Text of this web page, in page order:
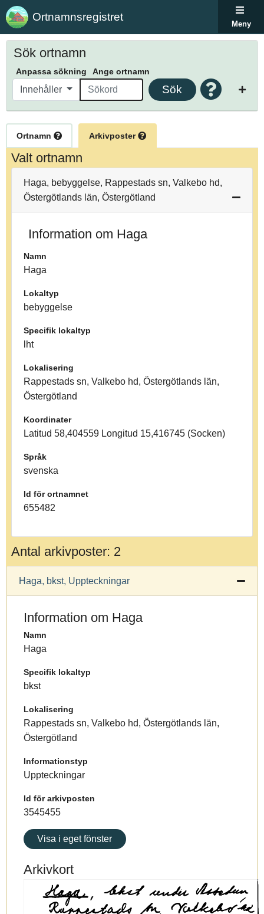
Ortnamnsregistret
Meny
Sök ortnamn
Anpassa sökning Ange ortnamn
Innehåller Sök
Ortnamn Arkivposter
Valt ortnamn
Haga, bebyggelse, Rappestads sn, Valkebo hd,
Östergötlands län, Östergötland
Information om Haga
Namn
Haga
Lokaltyp
bebyggelse
Specifik lokaltyp
lht
Lokalisering
Rappestads sn, Valkebo hd, Östergötlands län,
Östergötland
Koordinater
Latitud 58,404559 Longitud 15,416745 (Socken)
Språk
svenska
Id för ortnamnet
655482
Antal arkivposter: 2
Haga, bkst, Uppteckningar
Information om Haga
Namn
Haga
Specifik lokaltyp
bkst
Lokalisering
Rappestads sn, Valkebo hd, Östergötlands län,
Östergötland
Informationstyp
Uppteckningar
Id för arkivposten
3545455
Visa i eget fönster
Arkivkort